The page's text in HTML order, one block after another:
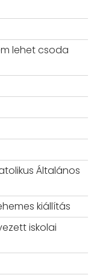
lehet csoda
Általános
kiállítás
iskolai